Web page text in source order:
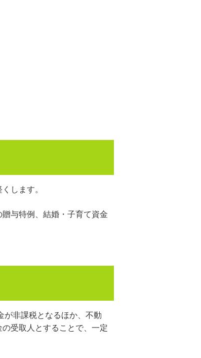
します。
与特例、結婚・子育て資金
非課税となるほか、不動
受取人とすることで、一定